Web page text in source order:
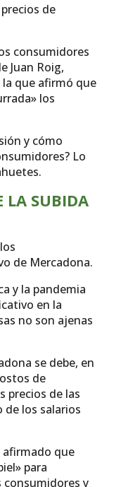
de
consumidores
Juan Roig,
que afirmó que
los
y cómo
Lo
LA SUBIDA
de Mercadona.
y la pandemia
en la
no son ajenas
se debe, en
de
precios de las
de los salarios
afirmado que
para
consumidores y